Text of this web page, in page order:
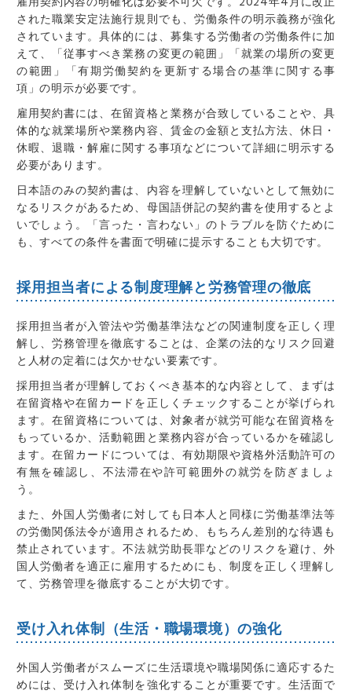
された職業安定法施行規則でも、労働条件の明示義務が強化
されています。具体的には、募集する労働者の労働条件に加
えて、「従事すべき業務の変更の範囲」「就業の場所の変更
の範囲」「有期労働契約を更新する場合の基準に関する事
項」の明示が必要です。
雇用契約書には、在留資格と業務が合致していることや、具
体的な就業場所や業務内容、賃金の金額と支払方法、休日・
休暇、退職・解雇に関する事項などについて詳細に明示する
必要があります。
日本語のみの契約書は、内容を理解していないとして無効に
なるリスクがあるため、母国語併記の契約書を使用するとよ
いでしょう。「言った・言わない」のトラブルを防ぐために
も、すべての条件を書面で明確に提示することも大切です。
採用担当者による制度理解と労務管理の徹底
採用担当者が入管法や労働基準法などの関連制度を正しく理
解し、労務管理を徹底することは、企業の法的なリスク回避
と人材の定着には欠かせない要素です。
採用担当者が理解しておくべき基本的な内容として、まずは
在留資格や在留カードを正しくチェックすることが挙げられ
ます。在留資格については、対象者が就労可能な在留資格を
もっているか、活動範囲と業務内容が合っているかを確認し
ます。在留カードについては、有効期限や資格外活動許可の
有無を確認し、不法滞在や許可範囲外の就労を防ぎましょ
う。
また、外国人労働者に対しても日本人と同様に労働基準法等
の労働関係法令が適用されるため、もちろん差別的な待遇も
禁止されています。不法就労助長罪などのリスクを避け、外
国人労働者を適正に雇用するためにも、制度を正しく理解し
て、労務管理を徹底することが大切です。
受け入れ体制（生活・職場環境）の強化
外国人労働者がスムーズに生活環境や職場関係に適応するた
めには、受け入れ体制を強化することが重要です。生活面で